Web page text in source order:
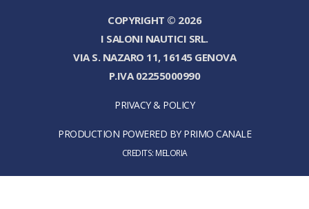
COPYRIGHT © 2026
I SALONI NAUTICI SRL.
VIA S. NAZARO 11, 16145 GENOVA
P.IVA 02255000990
PRIVACY & POLICY
PRODUCTION POWERED BY PRIMO CANALE
CREDITS: MELORIA